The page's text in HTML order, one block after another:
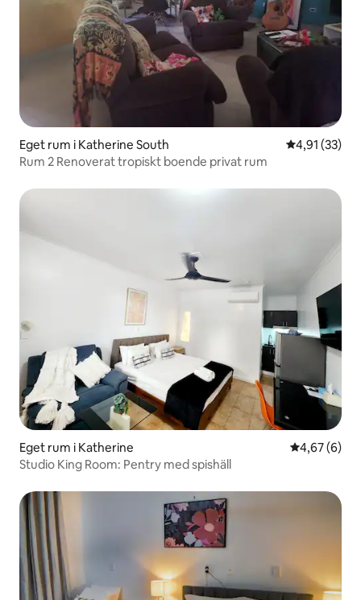
Eget rum i Katherine South 4,91 av 5 i
4,91 (33)
Rum 2 Renoverat tropiskt boende privat rum
Eget rum i Katherine 4,67 av 5 i
4,67 (6)
Studio King Room: Pentry med spishäll